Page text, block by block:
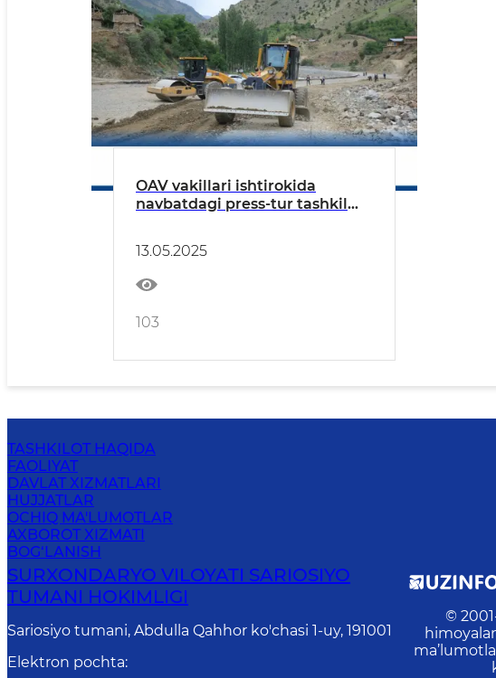
OAV vakillari ishtirokida
navbatdagi press-tur tashkil
13.05.2025
103
TASHKILOT HAQIDA
FAOLIYAT
DAVLAT XIZMATLARI
HUJJATLAR
OCHIQ MA'LUMOTLAR
AXBOROT XIZMATI
BOG‘LANISH
SURXONDARYO VILOYATI SARIOSIYO
TUMANI HOKIMLIGI
Sariosiyo tumani, Abdulla Qahhor ko'chasi 1-uy, 191001
Elektron pochta:
©